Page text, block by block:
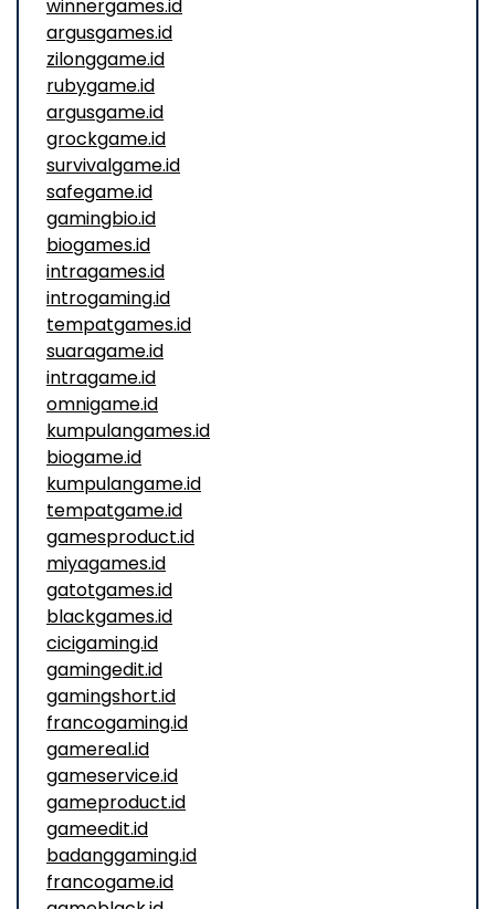
winnergames.id
argusgames.id
zilonggame.id
rubygame.id
argusgame.id
grockgame.id
survivalgame.id
safegame.id
gamingbio.id
biogames.id
intragames.id
introgaming.id
tempatgames.id
suaragame.id
intragame.id
omnigame.id
kumpulangames.id
biogame.id
kumpulangame.id
tempatgame.id
gamesproduct.id
miyagames.id
gatotgames.id
blackgames.id
cicigaming.id
gamingedit.id
gamingshort.id
francogaming.id
gamereal.id
gameservice.id
gameproduct.id
gameedit.id
badanggaming.id
francogame.id